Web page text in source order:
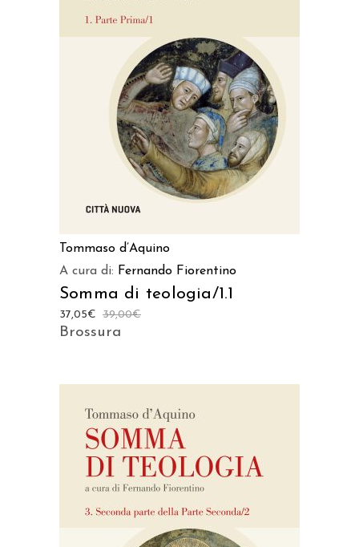
AGGIUNGI AL CARRELLO
Tommaso d’Aquino
A cura di: Fernando Fiorentino
Somma di teologia/1.1
39,00€
37,05€
Brossura